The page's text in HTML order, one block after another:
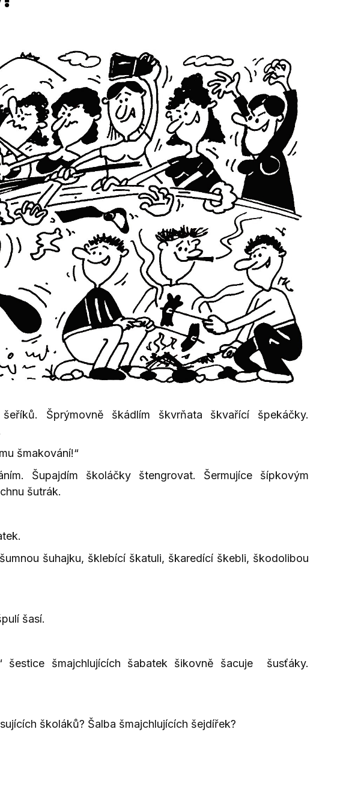
Šprýmovně škádlím škvrňata škvařící špekáčky.
šmakování!“
Šupajdím školáčky štengrovat. Šermujíce šípkovým
šutrák.
šuhajku, šklebící škatuli, škaredící škebli, škodolibou
šasí.
šestice šmajchlujících šabatek šikovně šacuje šusťáky.
školáků? Šalba šmajchlujících šejdířek?